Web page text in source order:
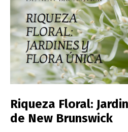
Riqueza Floral:
de New Brunswick